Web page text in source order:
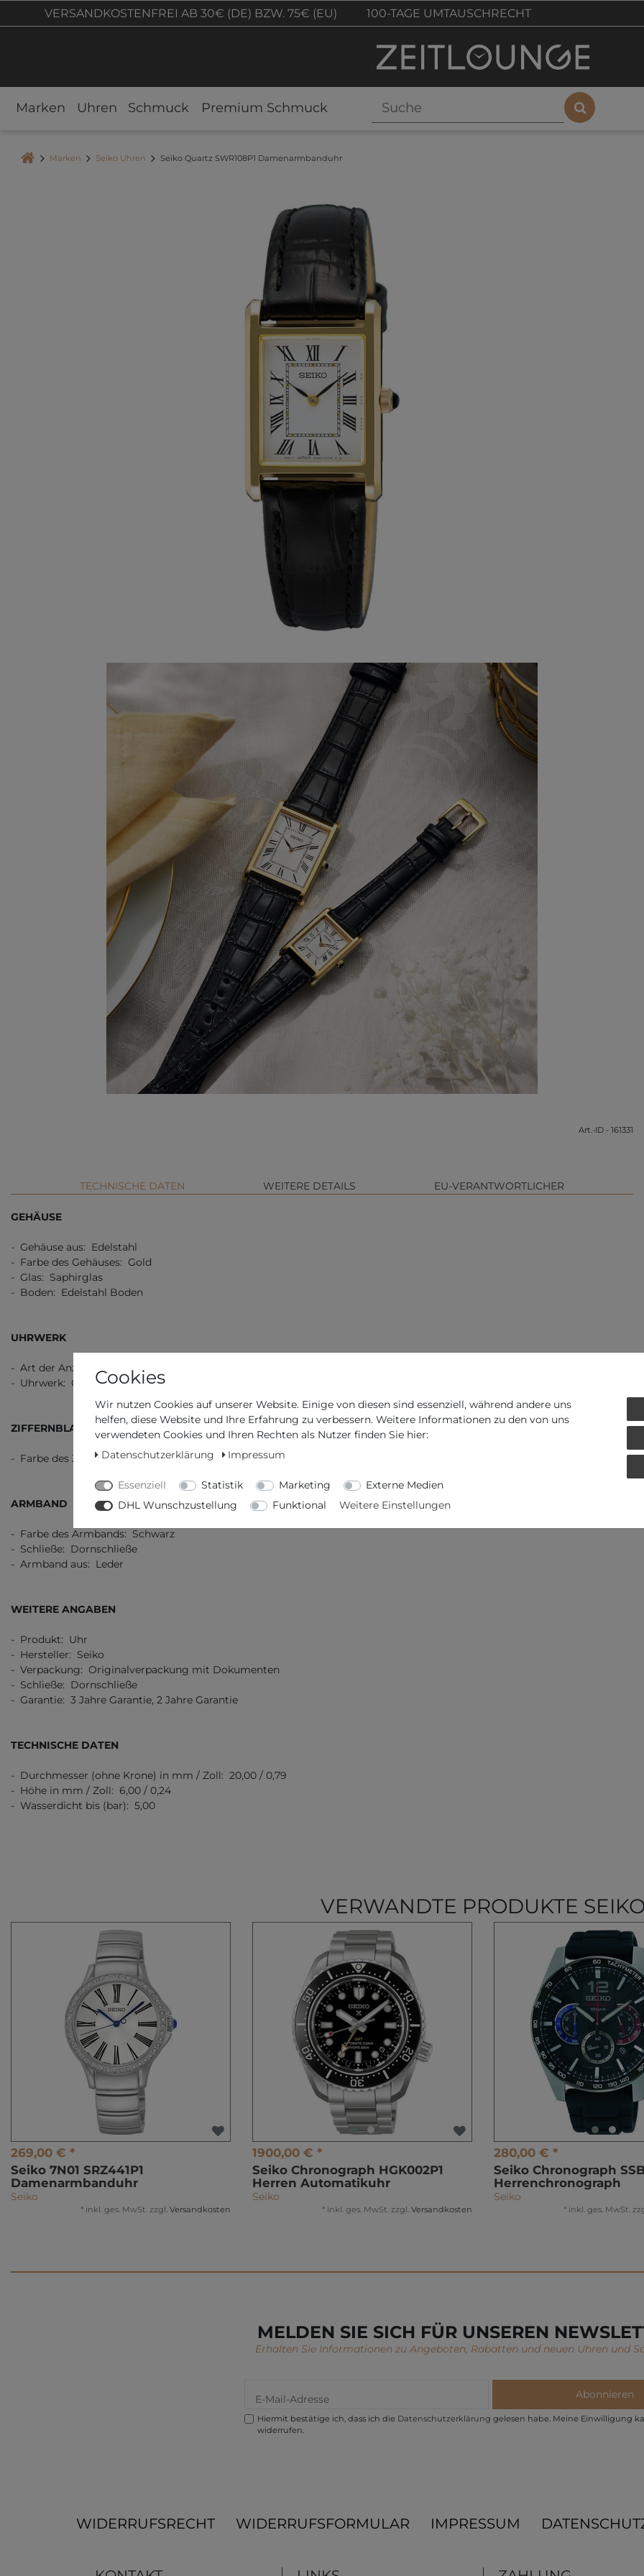
VERSANDKOSTENFREI AB 30€ (DE) BZW. 75€ (EU) 100-TAGE UMTAUSCHRECHT
Marken Uhren Schmuck Premium Schmuck
Marken Seiko Uhren Seiko Quartz SWR108P1 Damenarmbanduhr
Art.-ID - 161331
TECHNISCHE DATEN WEITERE DETAILS EU-VERANTWORTLICHER
GEHÄUSE
- Gehäuse aus: Edelstahl
- Farbe des Gehäuses: Gold
- Glas: Saphirglas
- Boden: Edelstahl Boden
UHRWERK
- Art der Anzeige: Analog
- Uhrwerk: Quarz
ZIFFERNBLATT
- Farbe des Ziffernblatts: Weiß
ARMBAND
- Farbe des Armbands: Schwarz
- Schließe: Dornschließe
- Armband aus: Leder
WEITERE ANGABEN
- Produkt: Uhr
- Hersteller: Seiko
- Verpackung: Originalverpackung mit Dokumenten
- Schließe: Dornschließe
- Garantie: 3 Jahre Garantie, 2 Jahre Garantie
TECHNISCHE DATEN
- Durchmesser (ohne Krone) in mm / Zoll: 20,00 / 0,79
- Höhe in mm / Zoll: 6,00 / 0,24
- Wasserdicht bis (bar): 5,00
VERWANDTE PRODUKTE
269,00 € *
Seiko 7N01 SRZ441P1
Damenarmbanduhr
Seiko
* inkl. ges. MwSt. zzgl. Versandkosten
1900,00 € *
Seiko Chronograph HGK002P1
Herren Automatikuhr
Seiko
* inkl. ges. MwSt. zzgl. Versandkosten
280,00 € *
Seiko Chronograph
Herrenchronograph
Seiko
* inkl. ges. MwSt.
MELDEN SIE SICH FÜR UNSEREN
Erhalten Sie Informationen zu Angeboten, Rabatten und neuen Uhren und
Abonnieren
Hiermit bestätige ich, dass ich die Daten­schutz­erklärung gelesen habe. Meine Einwilligung
widerrufen.
WIDERRUFSRECHT WIDERRUFSFORMULAR IMPRESSUM
Cookies
Wir nutzen Cookies auf unserer Website. Einige von diesen sind essenziell, während andere uns
helfen, diese Website und Ihre Erfahrung zu verbessern. Weitere Informationen zu den von uns
verwendeten Cookies und Ihren Rechten als Nutzer finden Sie hier:
Datenschutzerklärung
Impressum
Essenziell Statistik Marketing
Externe Medien
DHL Wunschzustellung
Funktional Weitere Einstellungen